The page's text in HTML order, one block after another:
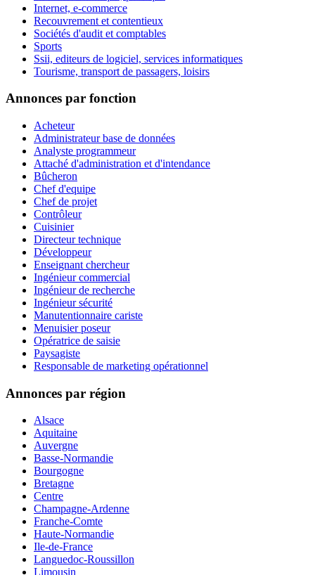
Internet, e-commerce
Recouvrement et contentieux
Sociétés d'audit et comptables
Sports
Ssii, editeurs de logiciel, services informatiques
Tourisme, transport de passagers, loisirs
Annonces par fonction
Acheteur
Administrateur base de données
Analyste programmeur
Attaché d'administration et d'intendance
Bûcheron
Chef d'equipe
Chef de projet
Contrôleur
Cuisinier
Directeur technique
Développeur
Enseignant chercheur
Ingénieur commercial
Ingénieur de recherche
Ingénieur sécurité
Manutentionnaire cariste
Menuisier poseur
Opératrice de saisie
Paysagiste
Responsable de marketing opérationnel
Annonces par région
Alsace
Aquitaine
Auvergne
Basse-Normandie
Bourgogne
Bretagne
Centre
Champagne-Ardenne
Franche-Comte
Haute-Normandie
Ile-de-France
Languedoc-Roussillon
Limousin